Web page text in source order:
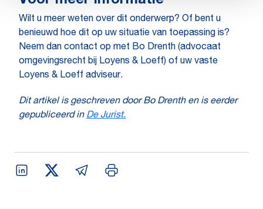
Wilt u meer weten over dit onderwerp? Of bent u
benieuwd hoe dit op uw situatie van toepassing is?
Neem dan contact op met Bo Drenth (advocaat
omgevingsrecht bij Loyens & Loeff) of uw vaste
Loyens & Loeff adviseur.
Dit artikel is geschreven door Bo Drenth en is eerder
gepubliceerd in De Jurist.